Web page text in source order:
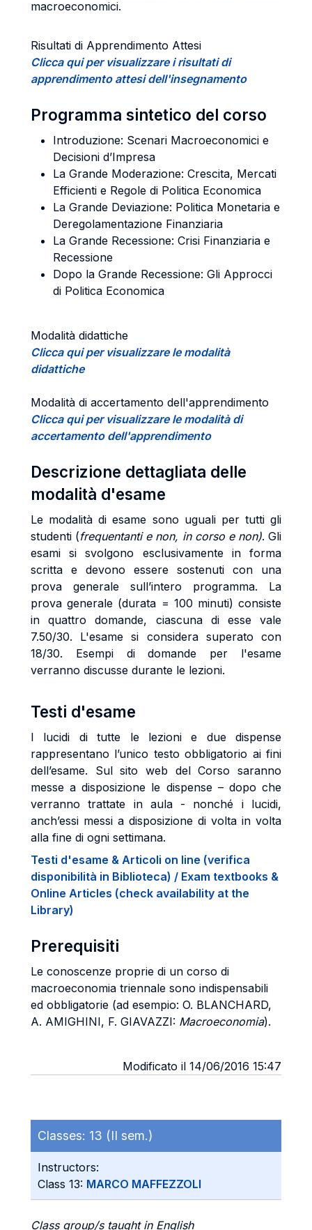
macroeconomici.
Risultati di Apprendimento Attesi
Clicca qui per visualizzare i risultati di
apprendimento attesi dell'insegnamento
Programma sintetico del corso
Introduzione: Scenari Macroeconomici e
Decisioni d’Impresa
La Grande Moderazione: Crescita, Mercati
Efficienti e Regole di Politica Economica
La Grande Deviazione: Politica Monetaria e
Deregolamentazione Finanziaria
La Grande Recessione: Crisi Finanziaria e
Recessione
Dopo la Grande Recessione: Gli Approcci
di Politica Economica
Modalità didattiche
Clicca qui per visualizzare le modalità
didattiche
Modalità di accertamento dell'apprendimento
Clicca qui per visualizzare le modalità di
accertamento dell'apprendimento
Descrizione dettagliata delle
modalità d'esame
Le modalità di esame sono uguali per tutti gli
studenti (frequentanti e non, in corso e non). Gli
esami si svolgono esclusivamente in forma
scritta e devono essere sostenuti con una
prova generale sull’intero programma. La
prova generale (durata = 100 minuti) consiste
in quattro domande, ciascuna di esse vale
7.50/30. L'esame si considera superato con
18/30. Esempi di domande per l'esame
verranno discusse durante le lezioni.
Testi d'esame
I lucidi di tutte le lezioni e due dispense
rappresentano l’unico testo obbligatorio ai fini
dell’esame. Sul sito web del Corso saranno
messe a disposizione le dispense – dopo che
verranno trattate in aula - nonché i lucidi,
anch’essi messi a disposizione di volta in volta
alla fine di ogni settimana.
Testi d'esame & Articoli on line (verifica
disponibilità in Biblioteca) / Exam textbooks &
Online Articles (check availability at the
Library)
Prerequisiti
Le conoscenze proprie di un corso di
macroeconomia triennale sono indispensabili
ed obbligatorie (ad esempio: O. BLANCHARD,
A. AMIGHINI, F. GIAVAZZI: Macroeconomia).
Modificato il 14/06/2016 15:47
Classes: 13 (II sem.)
Instructors:
Class 13: MARCO MAFFEZZOLI
Class group/s taught in English